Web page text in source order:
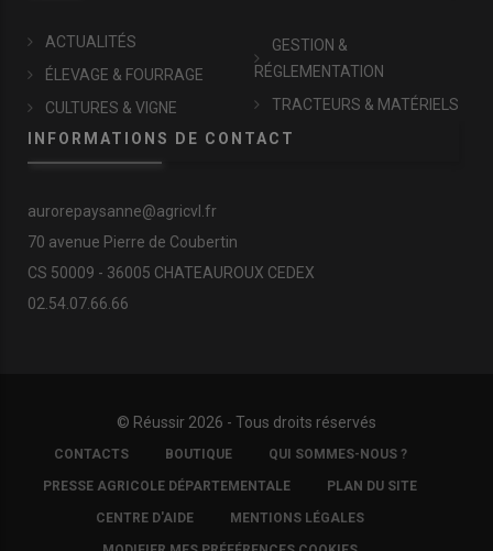
ACTUALITÉS
ÉLEVAGE & FOURRAGE
CULTURES & VIGNE
GESTION &
RÉGLEMENTATION
TRACTEURS & MATÉRIELS
INFORMATIONS DE CONTACT
aurorepaysanne@agricvl.fr
70 avenue Pierre de Coubertin
CS 50009 - 36005 CHATEAUROUX CEDEX
02.54.07.66.66
© Réussir 2026 - Tous droits réservés
FOOTER
COPYRIGHT
CONTACTS BOUTIQUE QUI SOMMES-NOUS ?
PRESSE AGRICOLE DÉPARTEMENTALE PLAN DU SITE
CENTRE D'AIDE MENTIONS LÉGALES